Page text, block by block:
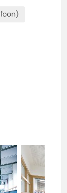
Volgende